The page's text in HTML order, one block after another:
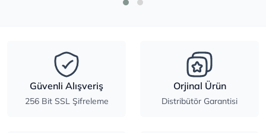
Güvenli Alışveriş
256 Bit SSL Şifreleme
Orjinal Ürün
Distribütör Garantisi